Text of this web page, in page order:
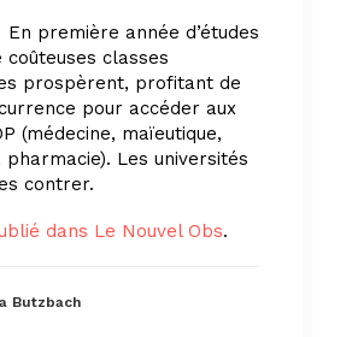
En première année d’études
coûteuses classes
prospèrent, profitant de
pour accéder aux
(médecine, maïeutique,
Les universités
contrer.
dans Le Nouvel Obs.
Butzbach